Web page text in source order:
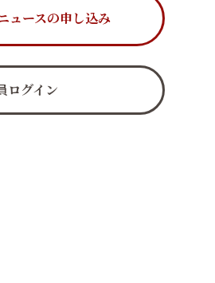
ュースの申し込み
ログイン